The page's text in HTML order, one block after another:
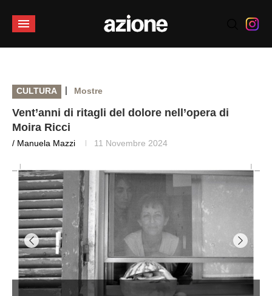
CULTURA | Mostre
Vent’anni di ritagli del dolore nell’opera di
Moira Ricci
/ Manuela Mazzi 11 Novembre 2024